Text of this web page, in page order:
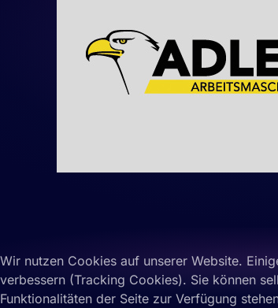
Wir nutzen Cookies auf unserer Website.
verbessern (Tracking Cookies). Sie können
Funktionalitäten der Seite zur Verfügung